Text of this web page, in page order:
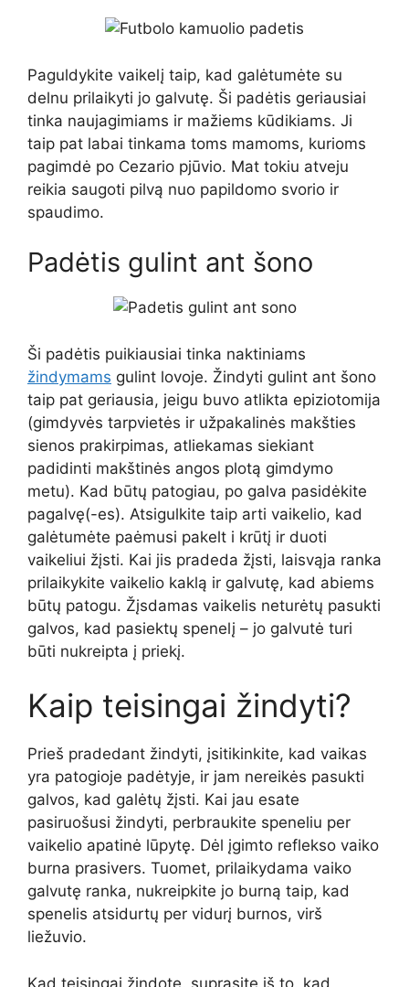
Paguldykite vaikelį taip, kad galėtumėte su
delnu prilaikyti jo galvutę. Ši padėtis geriausiai
tinka naujagimiams ir mažiems kūdikiams. Ji
taip pat labai tinkama toms mamoms, kurioms
pagimdė po Cezario pjūvio. Mat tokiu atveju
reikia saugoti pilvą nuo papildomo svorio ir
spaudimo.
Padėtis gulint ant šono
Ši padėtis puikiausiai tinka naktiniams
žindymams gulint lovoje. Žindyti gulint ant šono
taip pat geriausia, jeigu buvo atlikta epiziotomija
(gimdyvės tarpvietės ir užpakalinės makšties
sienos prakirpimas, atliekamas siekiant
padidinti makštinės angos plotą gimdymo
metu). Kad būtų patogiau, po galva pasidėkite
pagalvę(-es). Atsigulkite taip arti vaikelio, kad
galėtumėte paėmusi pakelt i krūtį ir duoti
vaikeliui žįsti. Kai jis pradeda žįsti, laisvąja ranka
prilaikykite vaikelio kaklą ir galvutę, kad abiems
būtų patogu. Žįsdamas vaikelis neturėtų pasukti
galvos, kad pasiektų spenelį – jo galvutė turi
būti nukreipta į priekį.
Kaip teisingai žindyti?
Prieš pradedant žindyti, įsitikinkite, kad vaikas
yra patogioje padėtyje, ir jam nereikės pasukti
galvos, kad galėtų žįsti. Kai jau esate
pasiruošusi žindyti, perbraukite speneliu per
vaikelio apatinė lūpytę. Dėl įgimto reflekso vaiko
burna prasivers. Tuomet, prilaikydama vaiko
galvutę ranka, nukreipkite jo burną taip, kad
spenelis atsidurtų per vidurį burnos, virš
liežuvio.
Kad teisingai žindote, suprasite iš to, kad